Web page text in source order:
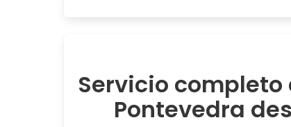
Servicio completo
Pontevedra